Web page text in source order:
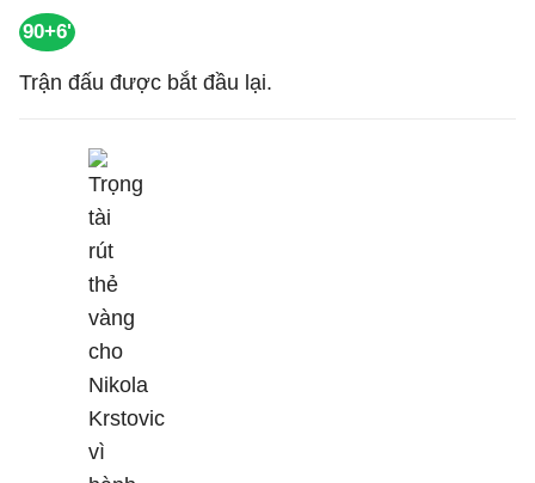
90+6'
Trận đấu được bắt đầu lại.